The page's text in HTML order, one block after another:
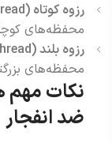
رزوه کوتاه (Short Thread):
محفظه‌های
رزوه بلند (Long Thread):
محفظه‌های
نکات مهم
ضد انفجار